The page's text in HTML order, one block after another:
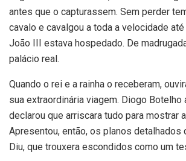
antes que o capturassem. Sem perder
cavalo e cavalgou a toda a velocidade até
João III estava hospedado. De
palácio real.
Quando o rei e a rainha o receberam,
sua extraordinária viagem. Diogo Botelho
declarou que arriscara tudo para mostrar
Apresentou, então, os planos detalhados
Diu, que trouxera escondidos como um